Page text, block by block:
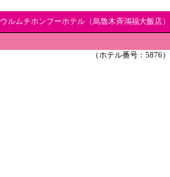
ウルムチホンフーホテル（烏魯木斉鴻福大飯店）
（ホテル番号：5876）